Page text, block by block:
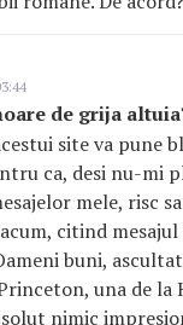
de grija
site va pune
ca, desi nu-mi
mele, risc
citind
buni,
una de la
nimic